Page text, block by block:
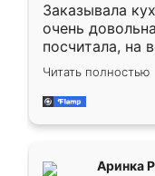
Заказывала
очень
посчитала, на
Замерщик
делу со всей
за день,
Читать полностью
Аринка